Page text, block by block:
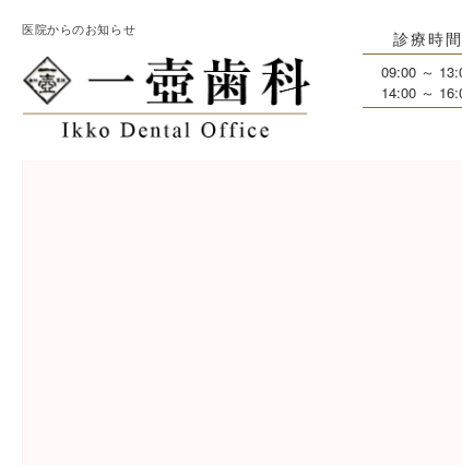
医院からのお知らせ 診療時間
09:00 ～
14:00 ～